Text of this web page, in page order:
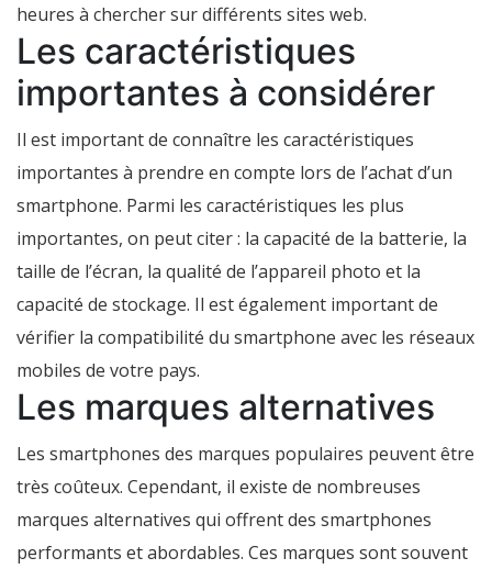
heures à chercher sur différents sites web.
Les caractéristiques
importantes à considérer
Il est important de connaître les caractéristiques
importantes à prendre en compte lors de l’achat d’un
smartphone. Parmi les caractéristiques les plus
importantes, on peut citer : la capacité de la batterie, la
taille de l’écran, la qualité de l’appareil photo et la
capacité de stockage. Il est également important de
vérifier la compatibilité du smartphone avec les réseaux
mobiles de votre pays.
Les marques alternatives
Les smartphones des marques populaires peuvent être
très coûteux. Cependant, il existe de nombreuses
marques alternatives qui offrent des smartphones
performants et abordables. Ces marques sont souvent